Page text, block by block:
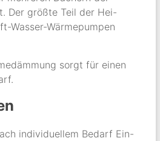
Der größte Teil der Hei-
Wasser-Wärmepumpen
sorgt für einen
individuellem Bedarf Ein-